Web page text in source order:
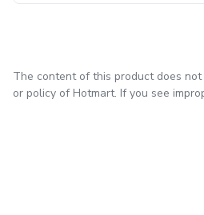
The content of this product does
or policy of Hotmart. If you see